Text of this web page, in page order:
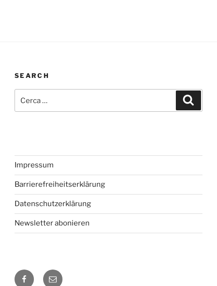
SEARCH
Impressum
Barrierefreiheitserklärung
Datenschutzerklärung
Newsletter abonieren
FacebookE‑Mail